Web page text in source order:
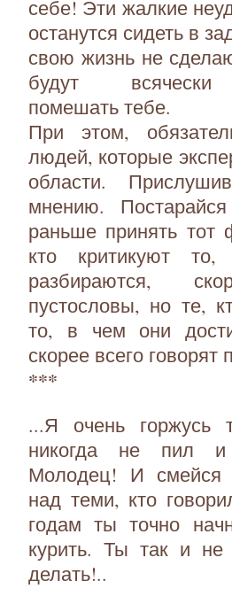
себе! Эти жалкие
останутся сидеть в
свою жизнь не
будут всячески
помешать тебе.
При этом,
людей, которые
области.
мнению.
раньше принять тот
кто критикуют
разбираются,
пустословы, но те,
то, в чем они
скорее всего говорят
***
...Я очень горжусь
никогда не пил
Молодец! И смейся
над теми, кто
годам ты точно
курить. Ты так и не
делать!..